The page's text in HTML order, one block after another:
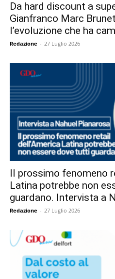
Da hard discount a
Gianfranco Marc
l’evoluzione che ha
Redazione - 27 Luglio 2026
Il prossimo fenomeno
Latina potrebbe non
guardano. Intervista a
Redazione - 27 Luglio 2026